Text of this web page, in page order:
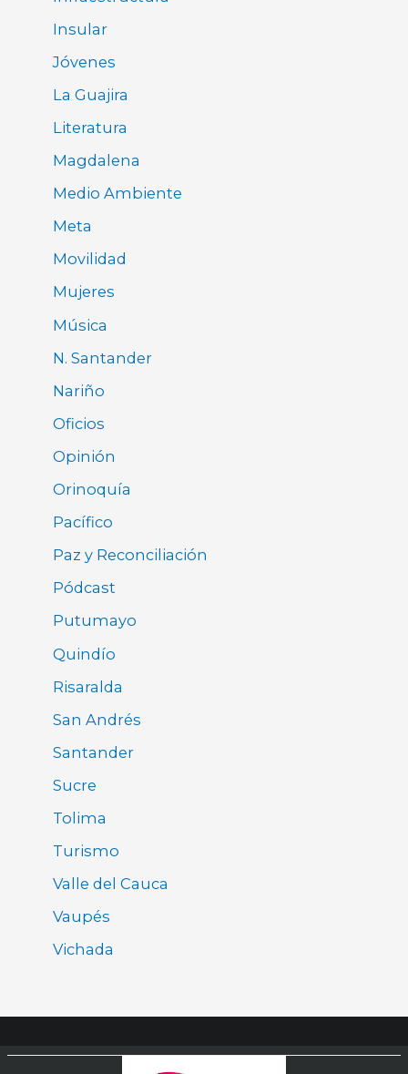
Insular
Jóvenes
La Guajira
Literatura
Magdalena
Medio Ambiente
Meta
Movilidad
Mujeres
Música
N. Santander
Nariño
Oficios
Opinión
Orinoquía
Pacífico
Paz y Reconciliación
Pódcast
Putumayo
Quindío
Risaralda
San Andrés
Santander
Sucre
Tolima
Turismo
Valle del Cauca
Vaupés
Vichada